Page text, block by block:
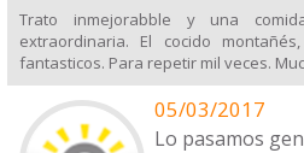
Trato inmejorabble y una
extraordinaria. El cocido
fantasticos. Para repetir mil veces.
05/03/2017
Lo pasamos